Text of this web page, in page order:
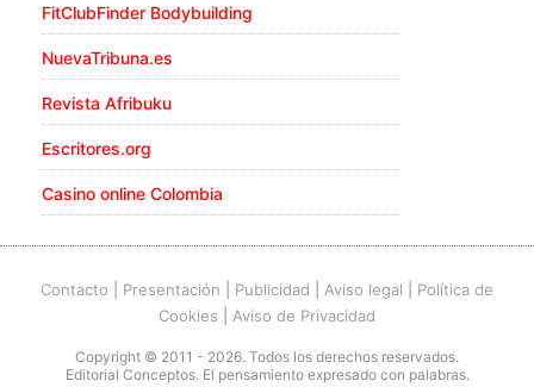
FitClubFinder Bodybuilding
NuevaTribuna.es
Revista Afribuku
Escritores.org
Casino online Colombia
Contacto Presentación Publicidad Aviso legal
Política de
Cookies
Aviso de Privacidad
Copyright © 2011 - 2026. Todos los derechos reservados.
Editorial Conceptos. El pensamiento expresado con palabras.